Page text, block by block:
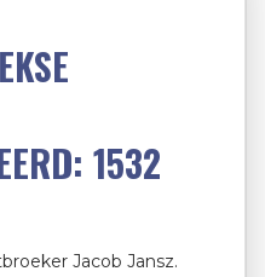
1532
Jacob Jansz.